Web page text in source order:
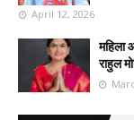
April 12, 2026
महिला
राहुल